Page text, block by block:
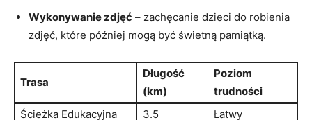
Wykonywanie zdjęć – zachęcanie dzieci do robienia
zdjęć, które później mogą być świetną pamiątką.
Trasa
Długość
(km)
Poziom
trudności
Ścieżka Edukacyjna
3.5
Łatwy